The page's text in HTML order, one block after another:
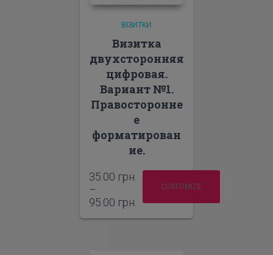
ВІЗИТКИ
Визитка
двухсторонняя
цифровая.
Вариант №1.
Правосторонне
е
форматирован
ие.
35.00 грн.
–
95.00 грн.
CUSTOMIZE